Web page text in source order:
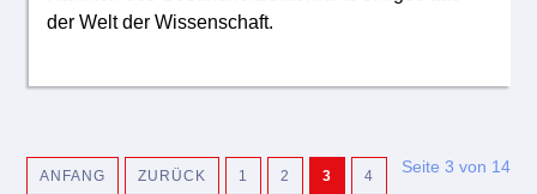
der Welt der Wissenschaft.
Seite 3 von 14
ANFANG ZURÜCK 1 2 3 4